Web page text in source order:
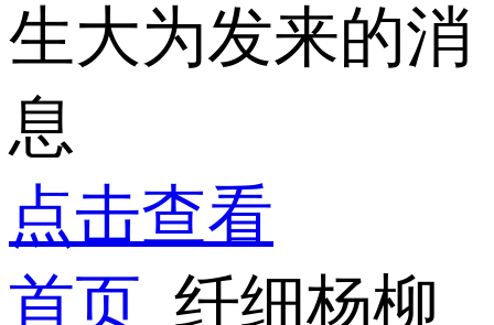
生大为发来的消
息
点击查看
首页 纤细杨柳